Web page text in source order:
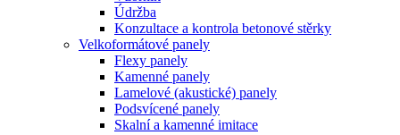
Údržba
Konzultace a kontrola betonové stěrky
Velkoformátové panely
Flexy panely
Kamenné panely
Lamelové (akustické) panely
Podsvícené panely
Skalní a kamenné imitace